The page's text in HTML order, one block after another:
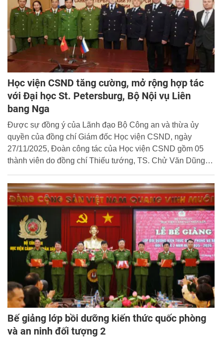
Học viện CSND tăng cường, mở rộng hợp tác
với Đại học St. Petersburg, Bộ Nội vụ Liên
bang Nga
Được sự đồng ý của Lãnh đạo Bộ Công an và thừa ủy
quyền của đồng chí Giám đốc Học viện CSND, ngày
27/11/2025, Đoàn công tác của Học viện CSND gồm 05
thành viên do đồng chí Thiếu tướng, TS. Chử Văn Dũng -
làm việc và ký kết Bản Ghi nhớ hợp tác với Đại học St.
Petersburg, Bộ Nội vụ Liên bang Nga.
Bế giảng lớp bồi dưỡng kiến thức quốc phòng
và an ninh đối tượng 2